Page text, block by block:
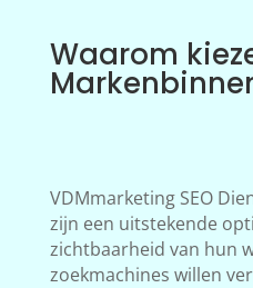
Waarom
VDMmarketing SEO
zijn een uitstekende
zichtbaarheid van hun
zoekmachines willen